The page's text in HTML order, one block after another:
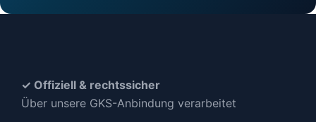
✓ Offiziell & rechtssicher
Über unsere GKS-Anbindung verarbeitet